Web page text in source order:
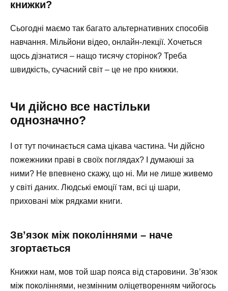
книжки?
Сьогодні маємо так багато альтернативних способів
навчання. Мільйони відео, онлайн-лекції. Хочеться
щось дізнатися – нащо тисячу сторінок? Треба
швидкість, сучасний світ – це не про книжки.
Чи дійсно все настільки
однозначно?
І от тут починається сама цікава частина. Чи дійсно
пожежники праві в своїх поглядах? І думаюші за
ними? Не впевнено скажу, що ні. Ми не лише живемо
у світі даних. Людські емоції там, всі ці шари,
приховані між рядками книги.
Зв’язок між поколіннями – наче
згортається
Книжки нам, мов той шар пояса від старовини. Зв’язок
між поколіннями, незмінним оліцетворенням чийогось